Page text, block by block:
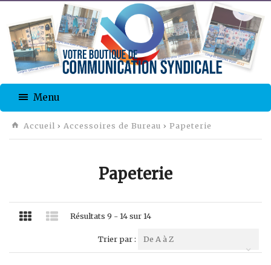
Menu
Accueil ›Accessoires de Bureau ›Papeterie
Papeterie
Résultats 9 - 14 sur 14
Trier par : De A à Z